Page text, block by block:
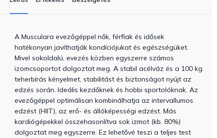
A Musculara evezőgéppel nők, férfiak és idősek
hatékonyan javíthatják kondíciójukat és egészségüket.
Mivel sokoldalú, evezés közben egyszerre számos
izomcsoportot dolgoztat meg. A stabil acélváz és a 100 kg
teherbírás kényelmet, stabilitást és biztonságot nyújt az
edzés során. Ideális kezdőknek és hobbi sportolóknak. Az
evezőgéppel optimálisan kombinálhatja az intervallumos
edzést (HIIT), az erő- és állóképességi edzést. Más
kardiógépekkel összehasonlítva sok izmot (kb. 80%)
dolgoztat meg egyszerre. Ez lehetővé teszi a teljes test